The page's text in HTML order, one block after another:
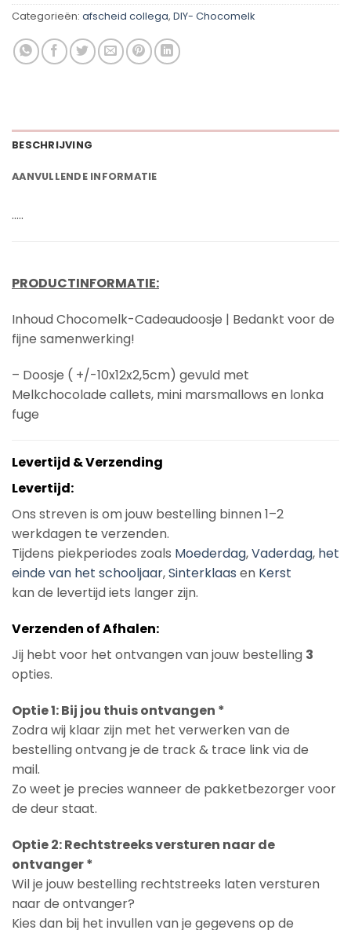
Categorieën: afscheid collega, DIY- Chocomelk
BESCHRIJVING
AANVULLENDE INFORMATIE
…..
PRODUCTINFORMATIE:
Inhoud Chocomelk-Cadeaudoosje | Bedankt voor de
fijne samenwerking!
– Doosje ( +/-10x12x2,5cm) gevuld met
Melkchocolade callets, mini marsmallows en lonka
fuge
Levertijd & Verzending
Levertijd:
Ons streven is om jouw bestelling binnen 1–2
werkdagen te verzenden.
Tijdens piekperiodes zoals Moederdag,Vaderdag, het
einde van het schooljaar,Sinterklaas en Kerst
kan de levertijd iets langer zijn.
Verzenden of Afhalen:
Jij hebt voor het ontvangen van jouw bestelling 3
opties.
Optie 1: Bij jou thuis ontvangen *
Zodra wij klaar zijn met het verwerken van de
bestelling ontvang je de track & trace link via de
mail.
Zo weet je precies wanneer de pakketbezorger voor
de deur staat.
Optie 2: Rechtstreeks versturen naar de
ontvanger *
Wil je jouw bestelling rechtstreeks laten versturen
naar de ontvanger?
Kies dan bij het invullen van je gegevens op de